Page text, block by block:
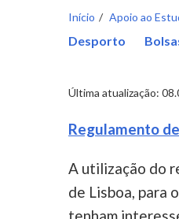
Desporto
Início Apoio ao
Última atualização:
Regulamento
A utilização do
de Lisboa, para